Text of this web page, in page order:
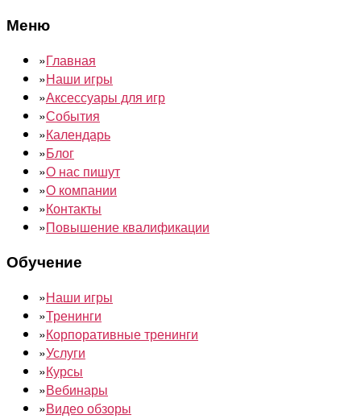
Меню
»Главная
»Наши игры
»Аксессуары для игр
»События
»Календарь
»Блог
»О нас пишут
»О компании
»Контакты
»Повышение квалификации
Обучение
»Наши игры
»Тренинги
»Корпоративные тренинги
»Услуги
»Курсы
»Вебинары
»Видео обзоры